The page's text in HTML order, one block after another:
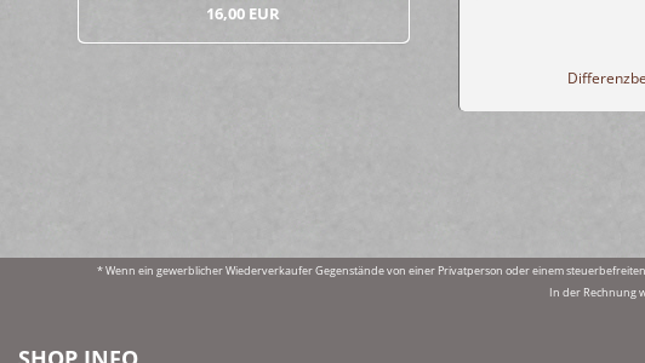
16,00 EUR
* Wenn ein gewerblicher Wiederverkaufer Gegenstände von einer Privatperson oder einem
In der Rechnung